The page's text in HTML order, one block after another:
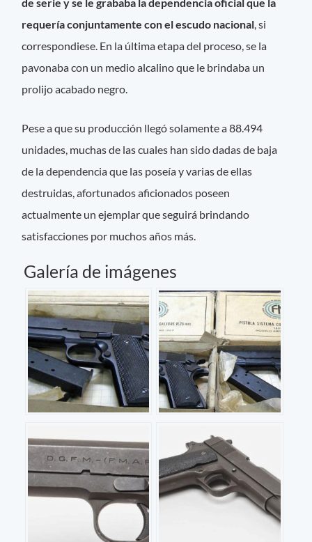
de serie y se le grababa la dependencia oficial que la
requería conjuntamente con el escudo nacional, si
correspondiese. En la última etapa del proceso, se la
pavonaba con un medio alcalino que le brindaba un
prolijo acabado negro.
Pese a que su producción llegó solamente a 88.494
unidades, muchas de las cuales han sido dadas de baja
de la dependencia que las poseía y varias de ellas
destruidas, afortunados aficionados poseen
actualmente un ejemplar que seguirá brindando
satisfacciones por muchos años más.
Galería de imágenes